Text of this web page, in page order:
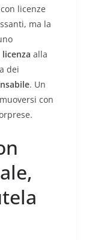
licenze
ma la
licenza alla
dei
. Un
con